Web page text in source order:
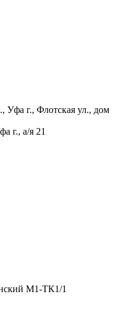
Уфа г., Флотская ул., дом
г., а/я 21
М1-ТК1/1